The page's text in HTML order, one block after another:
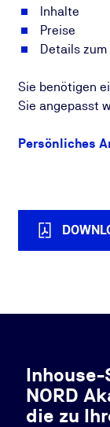
Inhalte
Preise
Details
Sie benötigen
Sie angepasst
Persönliches
Inhouse-
NORD
die zu